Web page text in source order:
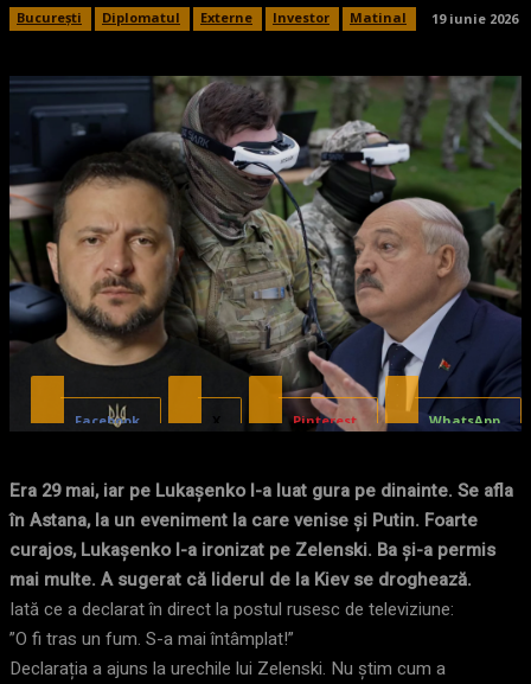
București Diplomatul Externe Investor Matinal 19 iunie 2026
Facebook Pinterest WhatsApp
Era 29 mai, iar pe Lukașenko l-a luat gura pe dinainte. Se afla
în Astana, la un eveniment la care venise și Putin. Foarte
curajos, Lukașenko l-a ironizat pe Zelenski. Ba și-a permis
mai multe. A sugerat că liderul de la Kiev se droghează.
Iată ce a declarat în direct la postul rusesc de televiziune:
”O fi tras un fum. S-a mai întâmplat!”
Declarația a ajuns la urechile lui Zelenski. Nu știm cum a